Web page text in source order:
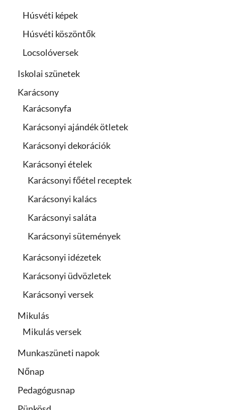
Húsvéti képek
Húsvéti köszöntők
Locsolóversek
Iskolai szünetek
Karácsony
Karácsonyfa
Karácsonyi ajándék ötletek
Karácsonyi dekorációk
Karácsonyi ételek
Karácsonyi főétel receptek
Karácsonyi kalács
Karácsonyi saláta
Karácsonyi sütemények
Karácsonyi idézetek
Karácsonyi üdvözletek
Karácsonyi versek
Mikulás
Mikulás versek
Munkaszüneti napok
Nőnap
Pedagógusnap